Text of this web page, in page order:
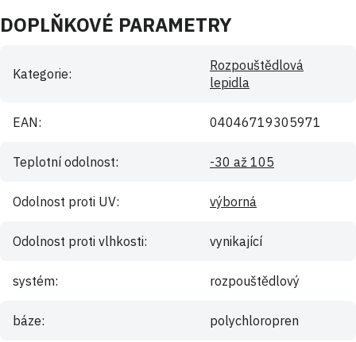
DOPLŇKOVÉ PARAMETRY
Kategorie:
Rozpouštědlová
lepidla
EAN: 04046719305971
Teplotní odolnost: -30 až 105
Odolnost proti UV: výborná
Odolnost proti vlhkosti: vynikající
systém: rozpouštědlový
báze: polychloropren